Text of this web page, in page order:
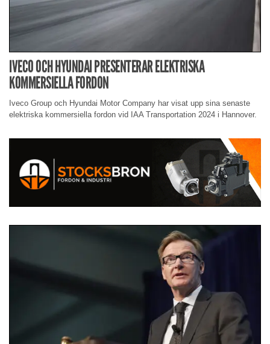
IVECO OCH HYUNDAI PRESENTERAR ELEKTRISKA
KOMMERSIELLA FORDON
Iveco Group och Hyundai Motor Company har visat upp sina senaste
elektriska kommersiella fordon vid IAA Transportation 2024 i Hannover.